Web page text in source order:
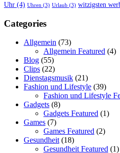
Uhr (4) Uhren (3) Urlaub (3) witzigsten
Categories
Allgemein (73)
Allgemein Featured (4)
Blog (55)
Clips (22)
Dienstagsmusik (21)
Fashion und Lifestyle (39)
Fashion und Lifestyle
Gadgets (8)
Gadgets Featured (1)
Games (7)
Games Featured (2)
Gesundheit(18)
Gesundheit Featured (1)